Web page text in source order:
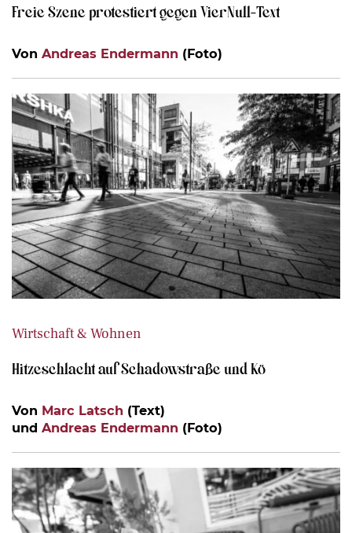
Freie Szene protestiert gegen VierNull-Text
Von Andreas Endermann (Foto)
Wirtschaft & Wohnen
Hitzeschlacht auf Schadowstraße und Kö
Von Marc Latsch (Text)
und Andreas Endermann (Foto)